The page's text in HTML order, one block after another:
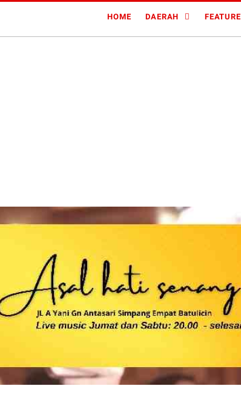
HOME DAERAH FEATURE